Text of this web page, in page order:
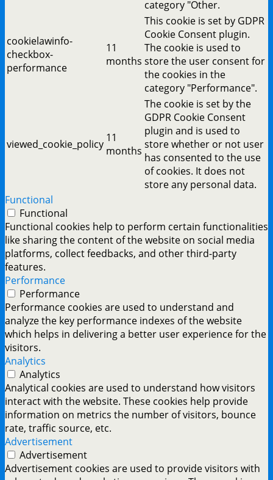
category "Other.
cookielawinfo-
checkbox-
performance
11
months
This cookie is set by GDPR
Cookie Consent plugin.
The cookie is used to
store the user consent for
the cookies in the
category "Performance".
viewed_cookie_policy 11
months
The cookie is set by the
GDPR Cookie Consent
plugin and is used to
store whether or not user
has consented to the use
of cookies. It does not
store any personal data.
Functional
Functional
Functional cookies help to perform certain functionalities
like sharing the content of the website on social media
platforms, collect feedbacks, and other third-party
features.
Performance
Performance
Performance cookies are used to understand and
analyze the key performance indexes of the website
which helps in delivering a better user experience for the
visitors.
Analytics
Analytics
Analytical cookies are used to understand how visitors
interact with the website. These cookies help provide
information on metrics the number of visitors, bounce
rate, traffic source, etc.
Advertisement
Advertisement
Advertisement cookies are used to provide visitors with